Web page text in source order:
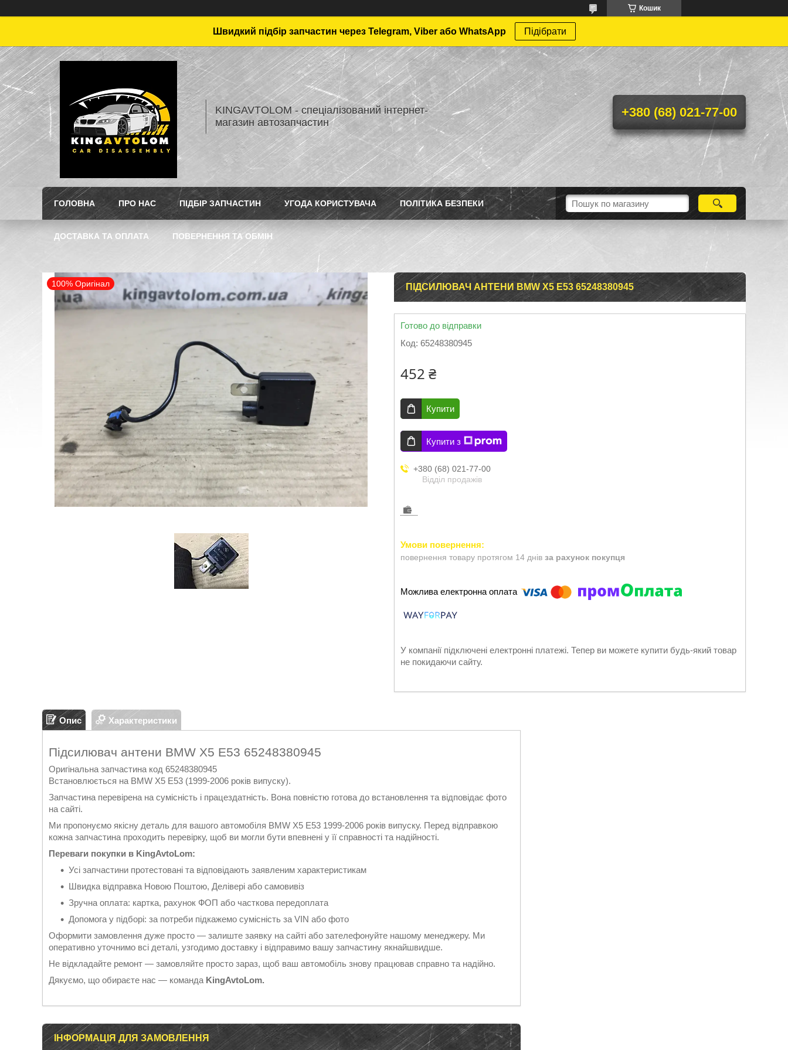
Кошик
Швидкий підбір запчастин через Telegram, Viber або WhatsApp Підібрати
KINGAVTOLOM - спеціалізований інтернет-
магазин автозапчастин
+380 (68) 021-77-00
ГОЛОВНА ПРО НАС ПІДБІР ЗАПЧАСТИН УГОДА КОРИСТУВАЧА ПОЛІТИКА БЕЗПЕКИ
ДОСТАВКА ТА ОПЛАТА ПОВЕРНЕННЯ ТА ОБМІН
100% Оригінал ПІДСИЛЮВАЧ АНТЕНИ BMW X5 E53 65248380945
Готово до відправки
Код: 65248380945
452 ₴
Купити
Купити з
+380 (68) 021-77-00
Відділ продажів
повернення товару протягом 14 днів за рахунок покупця
У компанії підключені електронні платежі. Тепер ви можете купити будь-який товар
не покидаючи сайту.
Опис Характеристики
Підсилювач антени BMW X5 E53 65248380945
Оригінальна запчастина код 65248380945
Встановлюється на BMW X5 E53 (1999-2006 років випуску).
Запчастина перевірена на сумісність і працездатність. Вона повністю готова до встановлення та відповідає фото
на сайті.
Ми пропонуємо якісну деталь для вашого автомобіля BMW X5 E53 1999-2006 років випуску. Перед відправкою
кожна запчастина проходить перевірку, щоб ви могли бути впевнені у її справності та надійності.
Переваги покупки в KingAvtoLom:
Усі запчастини протестовані та відповідають заявленим характеристикам
Швидка відправка Новою Поштою, Делівері або самовивіз
Зручна оплата: картка, рахунок ФОП або часткова передоплата
Допомога у підборі: за потреби підкажемо сумісність за VIN або фото
Оформити замовлення дуже просто — залиште заявку на сайті або зателефонуйте нашому менеджеру. Ми
оперативно уточнимо всі деталі, узгодимо доставку і відправимо вашу запчастину якнайшвидше.
Не відкладайте ремонт — замовляйте просто зараз, щоб ваш автомобіль знову працював справно та надійно.
Дякуємо, що обираєте нас — команда KingAvtoLom.
ІНФОРМАЦІЯ ДЛЯ ЗАМОВЛЕННЯ